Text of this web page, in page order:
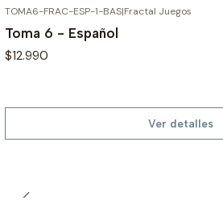
TOMA6-FRAC-ESP-1-BAS|Fractal Juegos
Toma 6 - Español
$12.990
Ver detalles